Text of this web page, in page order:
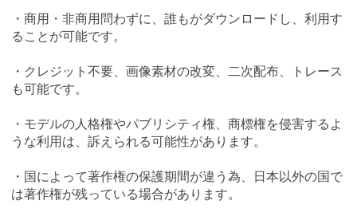
・商用・非商用問わずに、誰もがダウンロードし、利用す
ることが可能です。
・クレジット不要、画像素材の改変、二次配布、トレース
も可能です。
・モデルの人格権やパブリシティ権、商標権を侵害するよ
うな利用は、訴えられる可能性があります。
・国によって著作権の保護期間が違う為、日本以外の国で
は著作権が残っている場合があります。